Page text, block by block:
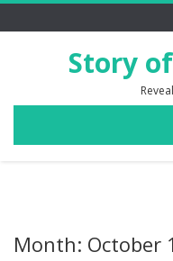
Story
Month: October